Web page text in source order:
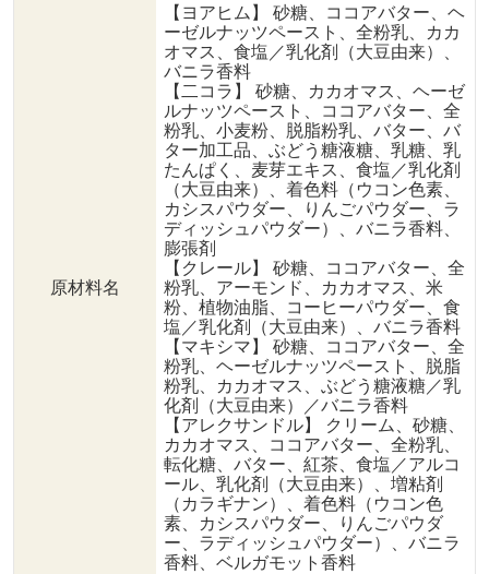
原材料名
【ヨアヒム】 砂糖、ココアバター、ヘ
ーゼルナッツペースト、全粉乳、カカ
オマス、食塩／乳化剤（大豆由来）、
バニラ香料
【二コラ】 砂糖、カカオマス、ヘーゼ
ルナッツペースト、ココアバター、全
粉乳、小麦粉、脱脂粉乳、バター、バ
ター加工品、ぶどう糖液糖、乳糖、乳
たんぱく、麦芽エキス、食塩／乳化剤
（大豆由来）、着色料（ウコン色素、
カシスパウダー、りんごパウダー、ラ
ディッシュパウダー）、バニラ香料、
膨張剤
【クレール】 砂糖、ココアバター、全
粉乳、アーモンド、カカオマス、米
粉、植物油脂、コーヒーパウダー、食
塩／乳化剤（大豆由来）、バニラ香料
【マキシマ】 砂糖、ココアバター、全
粉乳、ヘーゼルナッツペースト、脱脂
粉乳、カカオマス、ぶどう糖液糖／乳
化剤（大豆由来）／バニラ香料
【アレクサンドル】 クリーム、砂糖、
カカオマス、ココアバター、全粉乳、
転化糖、バター、紅茶、食塩／アルコ
ール、乳化剤（大豆由来）、増粘剤
（カラギナン）、着色料（ウコン色
素、カシスパウダー、りんごパウダ
ー、ラディッシュパウダー）、バニラ
香料、ベルガモット香料